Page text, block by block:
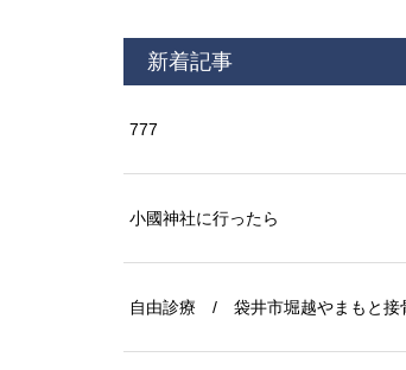
新着記事
777
小國神社に行ったら
自由診療 / 袋井市堀越やまもと接